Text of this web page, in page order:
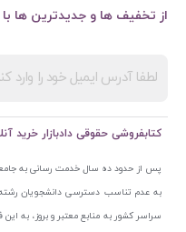
از تخفیف ها و جدیدترین ها
کتابفروشی حقوقی دادبازار خرید
پس از حدود ده سال خدمت رسانی به جامعه
به عدم تناسب دسترسی دانشجویان
سراسر کشور به منابع معتبر و بروز، به